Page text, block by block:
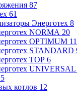
87
61
Энерготех 8
NORMA 20
OPTIMUM 11
STANDARD
TOP 6
UNIVERSAL
котлов 12